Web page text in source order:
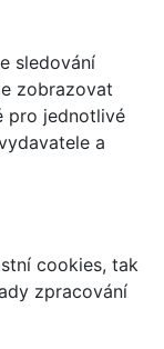
sledování
zobrazovat
pro jednotlivé
a
cookies, tak
zpracování